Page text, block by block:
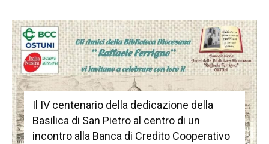
Il IV centenario della dedicazione della
Basilica di San Pietro al centro di un
incontro alla Banca di Credito Cooperativo